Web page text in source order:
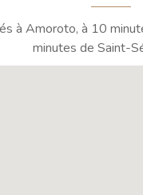
à Amoroto, à 10
minutes de Saint-